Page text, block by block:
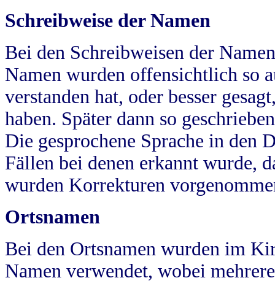
Schreibweise der Namen
Bei den Schreibweisen der
Namen wurden offensichtlich so
verstanden hat, oder besser
haben. Später dann so
Die gesprochene Sprache in
Fällen bei denen erkannt wurde,
wurden Korrekturen
Ortsnamen
Bei den Ortsnamen wurden im
Namen verwendet, wobei